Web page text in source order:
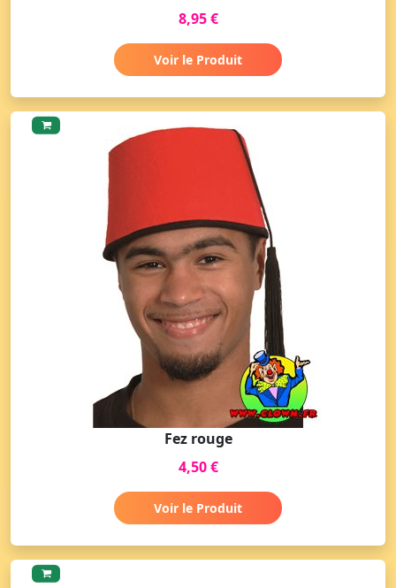
8,95 €
Voir le Produit
Fez rouge
4,50 €
Voir le Produit